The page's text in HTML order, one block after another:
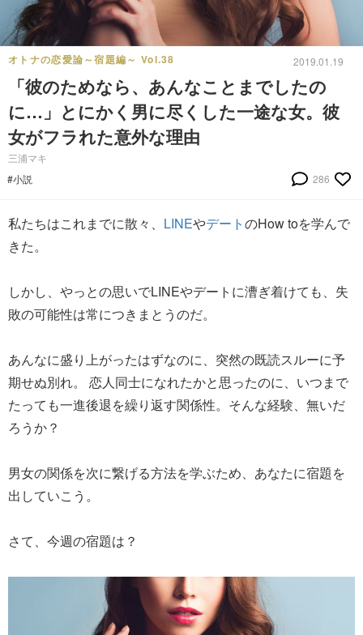
オトナの恋愛論～宿題編～ Vol.38 2019.01.19
「彼のためなら、あんなことまでしたの
に…」とにかく男に尽くした一途な女。彼
女がフラれた意外な理由
三浦マキ
#小説
286
私たちはこれまでに散々、 LINEやデートのHow toを学んで
きた。
しかし、やっとの思いでLINEやデートに漕ぎ着けても、失
敗の可能性は常につきまとうのだ。
あんなに盛り上がったはずなのに、突然の既読スルーに予
期せぬ別れ。 恋人同士になれたかと思ったのに、いつまで
たっても一進後退を繰り返す関係性。そんな経験、無いだ
ろうか？
男女の関係を次に繋げる方法を学ぶため、あなたに宿題を
出していこう。
さて、今週の宿題は？